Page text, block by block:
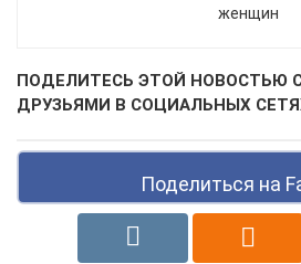
женщин
ПОДЕЛИТЕСЬ ЭТОЙ НОВОСТЬЮ
ДРУЗЬЯМИ В СОЦИАЛЬНЫХ
Поделиться на